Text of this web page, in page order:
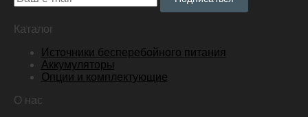
Каталог
Источники бесперебойного питания
Аккумуляторы
Опции и комплектующие
О нас